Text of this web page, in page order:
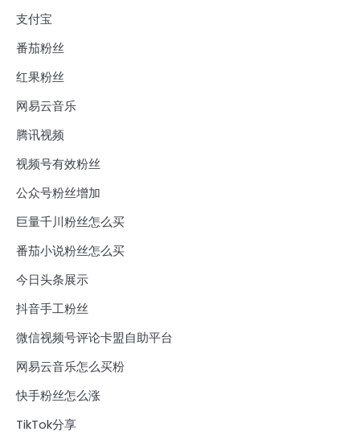
支付宝
番茄粉丝
红果粉丝
网易云音乐
腾讯视频
视频号有效粉丝
公众号粉丝增加
巨量千川粉丝怎么买
番茄小说粉丝怎么买
今日头条展示
抖音手工粉丝
微信视频号评论卡盟自助平台
网易云音乐怎么买粉
快手粉丝怎么涨
TikTok分享